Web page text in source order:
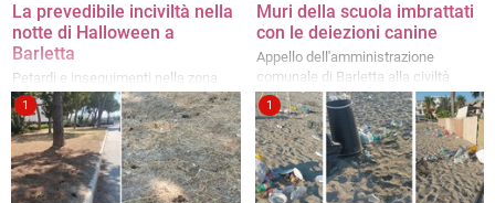
La prevedibile inciviltà nella
notte di Halloween a
Barletta
Petardi e inseguimenti nella zona
167
Muri della scuola imbrattati
con le deiezioni canine
Appello dell'amministrazione
comunale di Barletta alla civiltà
1 1